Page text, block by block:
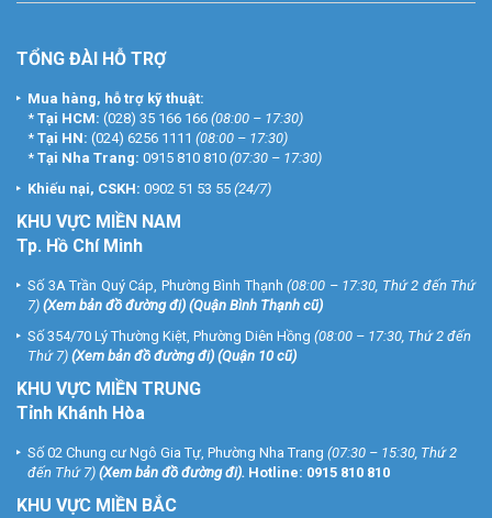
TỔNG ĐÀI HỖ TRỢ
Mua hàng, hỗ trợ kỹ thuật:
* Tại HCM: (028) 35 166 166 (08:00 – 17:30)
* Tại HN: (024) 6256 1111 (08:00 – 17:30)
* Tại Nha Trang: 0915 810 810 (07:30 – 17:30)
Khiếu nại, CSKH: 0902 51 53 55 (24/7)
KHU VỰC MIỀN NAM
Tp. Hồ Chí Minh
Số 3A Trần Quý Cáp, Phường Bình Thạnh (08:00 – 17:30, Thứ 2 đến Thứ
7) (Xem bản đồ đường đi) (Quận Bình Thạnh cũ)
Số 354/70 Lý Thường Kiệt, Phường Diên Hồng (08:00 – 17:30, Thứ 2 đến
Thứ 7) (Xem bản đồ đường đi) (Quận 10 cũ)
KHU VỰC MIỀN TRUNG
Tỉnh Khánh Hòa
Số 02 Chung cư Ngô Gia Tự, Phường Nha Trang (07:30 – 15:30, Thứ 2
đến Thứ 7) (Xem bản đồ đường đi). Hotline: 0915 810 810
KHU VỰC MIỀN BẮC